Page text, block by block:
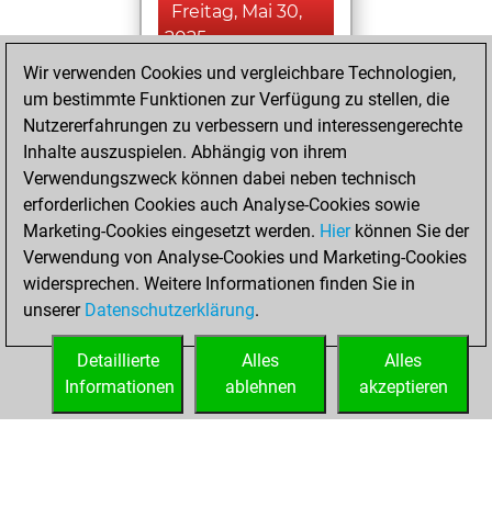
Freitag, Mai 30,
2025
You won
against Fritz
Fritz
Samstag, Januar
15, 2022
You created
your Fritz account
Fritz
You
account
Studies
Wir verwenden Cookies und vergleichbare Technologien,
um bestimmte Funktionen zur Verfügung zu stellen, die
Nutzererfahrungen zu verbessern und interessengerechte
Inhalte auszuspielen. Abhängig von ihrem
Verwendungszweck können dabei neben technisch
erforderlichen Cookies auch Analyse-Cookies sowie
Marketing-Cookies eingesetzt werden. Hierkönnen Sie der
Verwendung von Analyse-Cookies und Marketing-Cookies
widersprechen. Weitere Informationen finden Sie in
unserer Datenschutzerklärung.
Alles
akzeptieren
Alles
ablehnen
Detaillierte
Informationen